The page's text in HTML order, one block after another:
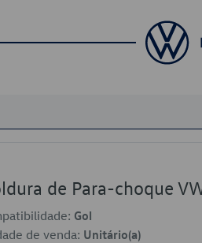
de Para-choque
Gol
de venda: Unitário(a)